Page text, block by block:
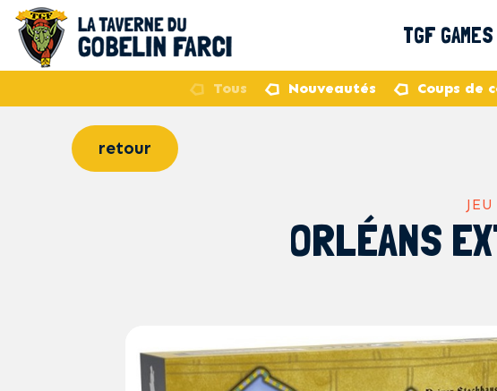
TGF GAMES
Tous Nouveautés Coups de
retour
ORLÉANS